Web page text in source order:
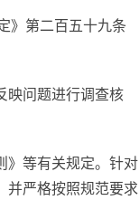
》第二百五十九条
映问题进行调查核
》等有关规定。针对
并严格按照规范要求